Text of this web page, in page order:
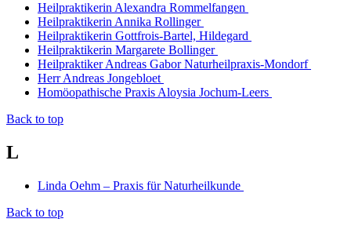
Heilpraktikerin Alexandra Rommelfangen
Heilpraktikerin Annika Rollinger
Heilpraktikerin Gottfrois-Bartel, Hildegard
Heilpraktikerin Margarete Bollinger
Heilpraktiker Andreas Gabor Naturheilpraxis-Mondorf
Herr Andreas Jongebloet
Homöopathische Praxis Aloysia Jochum-Leers
Back to top
L
Linda Oehm – Praxis für Naturheilkunde
Back to top